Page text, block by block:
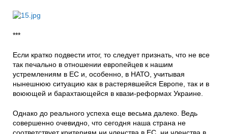
***
Если кратко подвести итог, то следует признать, что не все
так печально в отношении европейцев к нашим
устремлениям в ЕС и, особенно, в НАТО, учитывая
нынешнюю ситуацию как в растерявшейся Европе, так и в
воюющей и барахтающейся в квази-реформах Украине.
Однако до реального успеха еще весьма далеко. Ведь
совершенно очевидно, что сегодня наша страна не